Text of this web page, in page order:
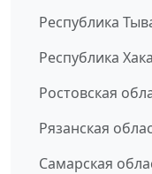
Республика
Республика
Ростовская
Рязанская
Самарская